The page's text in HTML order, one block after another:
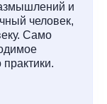
и
человек,
Само